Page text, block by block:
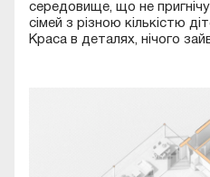
середовище, що не
сімей з різною кількістю
Краса в деталях, нічого